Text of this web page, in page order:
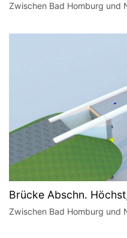
Zwischen Bad Homburg und
Brücke Abschn.
Zwischen Bad Homburg und